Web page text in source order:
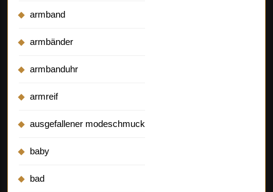
armband
armbänder
armbanduhr
armreif
ausgefallener modeschmuck
baby
bad